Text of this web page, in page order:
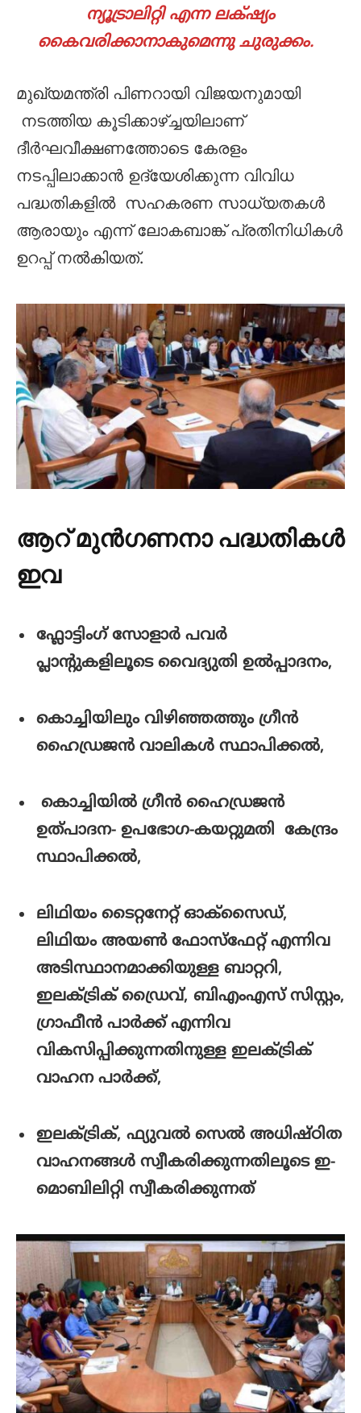
ന്യൂട്രാലിറ്റി എന്ന ലക്‌ഷ്യം
കൈവരിക്കാനാകുമെന്നു ചുരുക്കം.
മുഖ്യമന്ത്രി പിണറായി വിജയനുമായി
നടത്തിയ കൂടിക്കാഴ്ച്ചയിലാണ്
ദീർഘവീക്ഷണത്തോടെ കേരളം
നടപ്പിലാക്കാൻ ഉദ്യേശിക്കുന്ന വിവിധ
പദ്ധതികളിൽ സഹകരണ സാധ്യതകൾ
ആരായും എന്ന് ലോകബാങ്ക് പ്രതിനിധികൾ
ഉറപ്പ് നൽകിയത്.
ആറ് മുൻഗണനാ പദ്ധതികൾ
ഇവ
ഫ്ലോട്ടിംഗ് സോളാർ പവർ
പ്ലാന്റുകളിലൂടെ വൈദ്യുതി ഉൽപ്പാദനം,
കൊച്ചിയിലും വിഴിഞ്ഞത്തും ഗ്രീൻ
ഹൈഡ്രജൻ വാലികൾ സ്ഥാപിക്കൽ,
കൊച്ചിയിൽ ഗ്രീൻ ഹൈഡ്രജൻ
ഉത്പാദന- ഉപഭോഗ-കയറ്റുമതി കേന്ദ്രം
സ്ഥാപിക്കൽ,
ലിഥിയം ടൈറ്റനേറ്റ് ഓക്സൈഡ്,
ലിഥിയം അയൺ ഫോസ്ഫേറ്റ് എന്നിവ
അടിസ്ഥാനമാക്കിയുള്ള ബാറ്ററി,
ഇലക്ട്രിക് ഡ്രൈവ്, ബിഎംഎസ് സിസ്റ്റം,
ഗ്രാഫീൻ പാർക്ക് എന്നിവ
വികസിപ്പിക്കുന്നതിനുള്ള ഇലക്ട്രിക്
വാഹന പാർക്ക്,
ഇലക്ട്രിക്, ഫ്യുവൽ സെൽ അധിഷ്ഠിത
വാഹനങ്ങൾ സ്വീകരിക്കുന്നതിലൂടെ ഇ-
മൊബിലിറ്റി സ്വീകരിക്കുന്നത്